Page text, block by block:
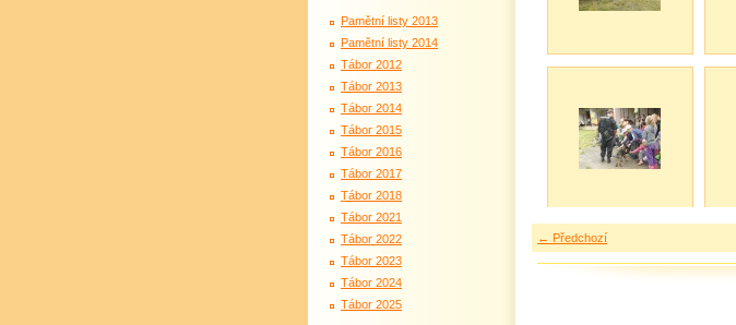
← Předchozí
Pamětní listy 2013
Pamětní listy 2014
Tábor 2012
Tábor 2013
Tábor 2014
Tábor 2015
Tábor 2016
Tábor 2017
Tábor 2018
Tábor 2021
Tábor 2022
Tábor 2023
Tábor 2024
Tábor 2025